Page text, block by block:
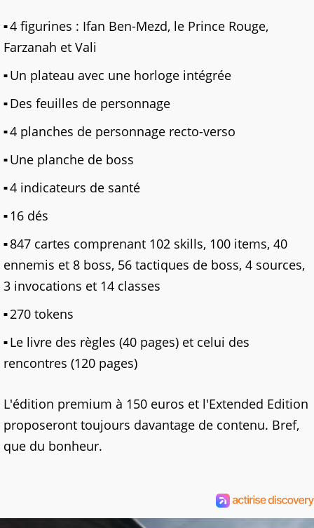
4 figurines : Ifan Ben-Mezd, le Prince Rouge,
Farzanah et Vali
Un plateau avec une horloge intégrée
Des feuilles de personnage
4 planches de personnage recto-verso
Une planche de boss
4 indicateurs de santé
16 dés
847 cartes comprenant 102 skills, 100 items, 40
ennemis et 8 boss, 56 tactiques de boss, 4 sources,
3 invocations et 14 classes
270 tokens
Le livre des règles (40 pages) et celui des
rencontres (120 pages)
L'édition premium à 150 euros et l'Extended Edition
proposeront toujours davantage de contenu. Bref,
que du bonheur.